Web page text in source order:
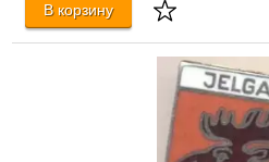
В корзину